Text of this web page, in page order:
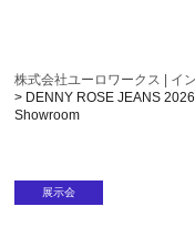
株式会社ユーロワークス | イ
> DENNY ROSE JEANS
Showroom
展示会